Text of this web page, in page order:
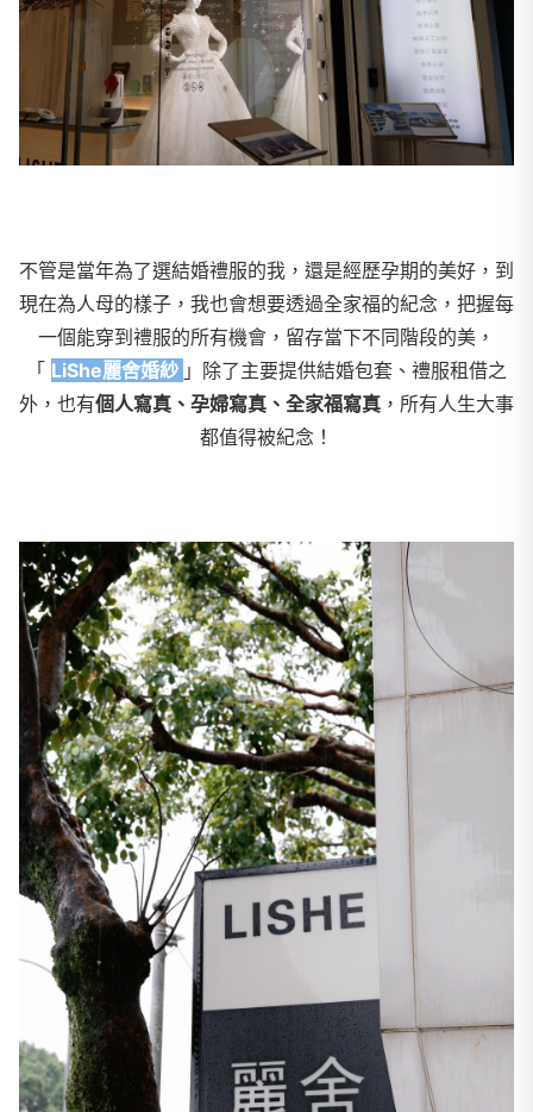
不管是當年為了選結婚禮服的我，還是經歷孕期的美好，到
現在為人母的樣子，我也會想要透過全家福的紀念，把握每
一個能穿到禮服的所有機會，留存當下不同階段的美，
「 LiShe麗舍婚紗 」除了主要提供結婚包套、禮服租借之
外，也有個人寫真、孕婦寫真、全家福寫真 ，所有人生大事
都值得被紀念！